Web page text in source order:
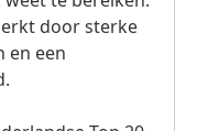
door sterke
en een